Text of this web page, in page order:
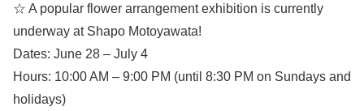
☆ A popular flower arrangement exhibition is currently
underway at Shapo Motoyawata!
Dates: June 28 – July 4
Hours: 10:00 AM – 9:00 PM (until 8:30 PM on Sundays and
holidays)